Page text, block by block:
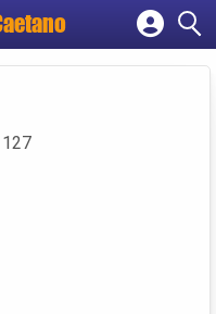
empresa
127